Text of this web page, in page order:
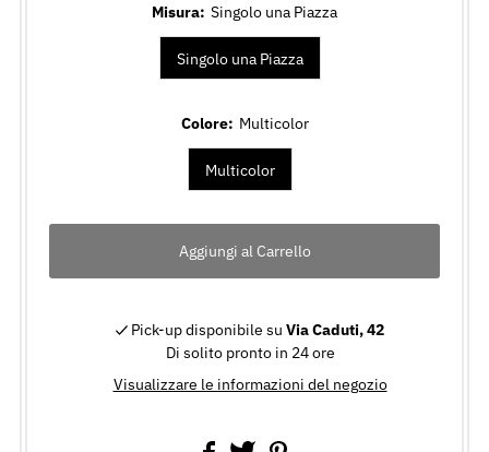
Misura: Singolo una Piazza
Singolo una Piazza
Colore: Multicolor
Multicolor
Pick-up disponibile suVia Caduti, 42
Di solito pronto in 24 ore
Visualizzare le informazioni del negozio